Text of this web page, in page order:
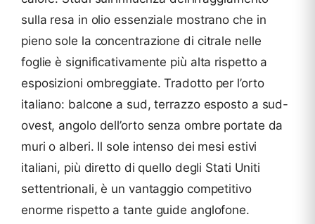
sulla resa in olio essenziale mostrano che in
pieno sole la concentrazione di citrale nelle
foglie è significativamente più alta rispetto a
esposizioni ombreggiate. Tradotto per l’orto
italiano: balcone a sud, terrazzo esposto a sud-
ovest, angolo dell’orto senza ombre portate da
muri o alberi. Il sole intenso dei mesi estivi
italiani, più diretto di quello degli Stati Uniti
settentrionali, è un vantaggio competitivo
enorme rispetto a tante guide anglofone.